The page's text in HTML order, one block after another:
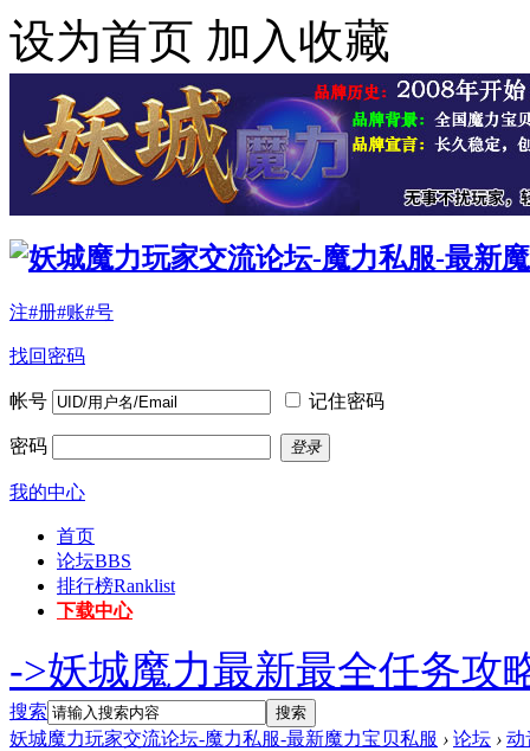
设为首页 加入收藏
注#册#账#号
找回密码
帐号 记住密码
密码 登录
我的中心
首页
论坛BBS
排行榜Ranklist
下载中心
->妖城魔力最新最全任务攻
搜索 搜索
妖城魔力玩家交流论坛-魔力私服-最新魔力宝贝私服 › 论坛 › 动